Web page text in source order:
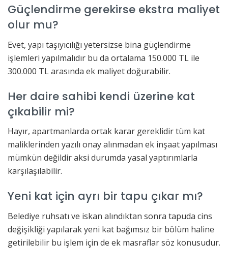
Güçlendirme gerekirse ekstra maliyet
olur mu?
Evet, yapı taşıyıcılığı yetersizse bina güçlendirme
işlemleri yapılmalıdır bu da ortalama 150.000 TL ile
300.000 TL arasında ek maliyet doğurabilir.
Her daire sahibi kendi üzerine kat
çıkabilir mi?
Hayır, apartmanlarda ortak karar gereklidir tüm kat
maliklerinden yazılı onay alınmadan ek inşaat yapılması
mümkün değildir aksi durumda yasal yaptırımlarla
karşılaşılabilir.
Yeni kat için ayrı bir tapu çıkar mı?
Belediye ruhsatı ve iskan alındıktan sonra tapuda cins
değişikliği yapılarak yeni kat bağımsız bir bölüm haline
getirilebilir bu işlem için de ek masraflar söz konusudur.